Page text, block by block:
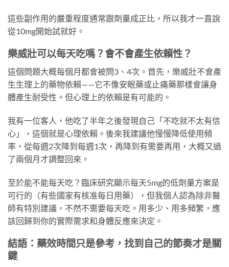
這些副作用的嚴重程度通常跟劑量成正比，所以我才一直說
從10mg開始試就好。
樂威壯可以每天吃嗎？會不會產生依賴性？
這個問題大概每個月都會被問3、4次。首先，樂威壯不會產
生生理上的藥物依賴——它不像安眠藥或止痛藥那樣會讓身
體產生耐受性。但心理上的依賴是有可能的。
我有一位客人，他吃了半年之後發現自己「不吃就不太有信
心」，這個就是心理依賴。後來我建議他慢慢降低使用頻
率，從每週2次降到每週1次，再降到有需要再用，大概又過
了兩個月才調整回來。
至於能不能每天吃？臨床研究顯示每天5mg的低劑量方案是
可行的（有些國家有核准每日用藥），但我個人認為除非醫
師有特別建議，不然不需要每天吃。用多少、用多頻繁，應
該回歸到你的實際需求和身體反應來決定。
結語：藥效時間只是參考，找到自己的節奏才是關
鍵